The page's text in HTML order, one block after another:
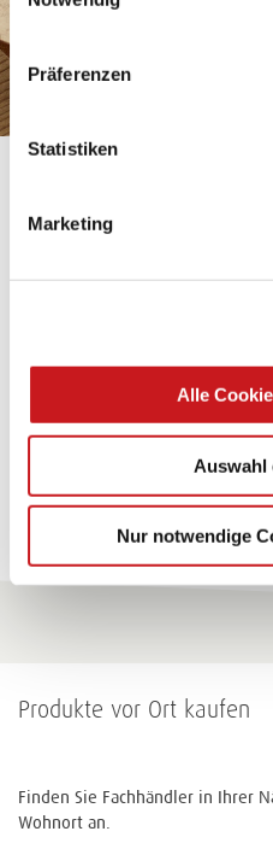
personenbezogene Daten
Impressum.
Präferenzen
Statistiken
Marketing
Alle
Auswahl
Nur notwendige
bekleben,
Zu allen
Produkte vor Ort kaufen
Finden Sie Fachhändler in Ihrer
Wohnort an.